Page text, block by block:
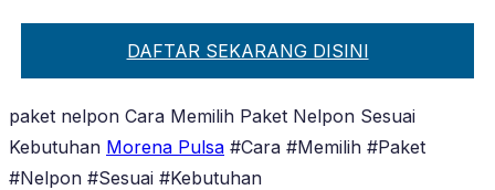
DAFTAR SEKARANG DISINI
paket nelpon Cara Memilih Paket Nelpon Sesuai
Kebutuhan Morena Pulsa #Cara #Memilih #Paket
#Nelpon #Sesuai #Kebutuhan